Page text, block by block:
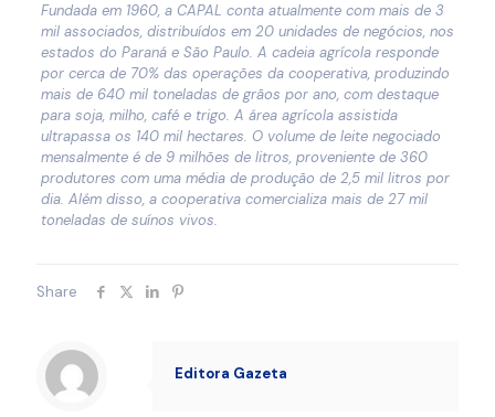
Fundada em 1960, a CAPAL conta atualmente com mais de 3
mil associados, distribuídos em 20 unidades de negócios, nos
estados do Paraná e São Paulo. A cadeia agrícola responde
por cerca de 70% das operações da cooperativa, produzindo
mais de 640 mil toneladas de grãos por ano, com destaque
para soja, milho, café e trigo. A área agrícola assistida
ultrapassa os 140 mil hectares. O volume de leite negociado
mensalmente é de 9 milhões de litros, proveniente de 360
produtores com uma média de produção de 2,5 mil litros por
dia. Além disso, a cooperativa comercializa mais de 27 mil
toneladas de suínos vivos.
Share
Editora Gazeta